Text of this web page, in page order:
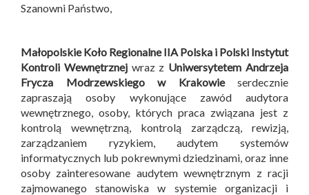
Szanowni Państwo,
Małopolskie Koło Regionalne IIA Polska i Polski Instytut
Kontroli Wewnętrznejwraz z Uniwersytetem Andrzeja
Frycza Modrzewskiego w Krakowieserdecznie
zapraszają osoby wykonujące zawód audytora
wewnętrznego, osoby, których praca związana jest z
kontrolą wewnętrzną, kontrolą zarządczą, rewizją,
zarządzaniem ryzykiem, audytem systemów
informatycznych lub pokrewnymi dziedzinami, oraz inne
osoby zainteresowane audytem wewnętrznym z racji
zajmowanego stanowiska w systemie organizacji i